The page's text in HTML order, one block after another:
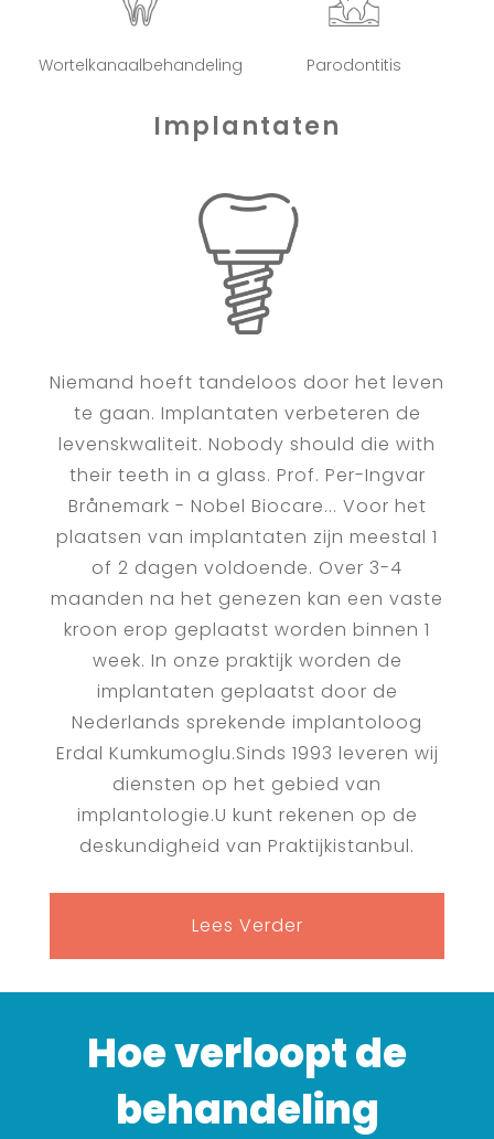
Wortelkanaalbehandeling Parodontitis
Implantaten
Niemand hoeft tandeloos door het leven
te gaan. Implantaten verbeteren de
levenskwaliteit. Nobody should die with
their teeth in a glass. Prof. Per-Ingvar
Brånemark - Nobel Biocare... Voor het
plaatsen van implantaten zijn meestal 1
of 2 dagen voldoende. Over 3-4
maanden na het genezen kan een vaste
kroon erop geplaatst worden binnen 1
week. In onze praktijk worden de
implantaten geplaatst door de
Nederlands sprekende implantoloog
Erdal Kumkumoglu.Sinds 1993 leveren wij
diensten op het gebied van
implantologie.U kunt rekenen op de
deskundigheid van Praktijkistanbul.
Lees Verder
Hoe verloopt de
behandeling